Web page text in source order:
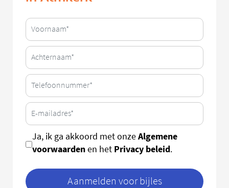
Ja, ik ga akkoord met onzeAlgemene
voorwaardenen het Privacy beleid.
Aanmelden voor bijles